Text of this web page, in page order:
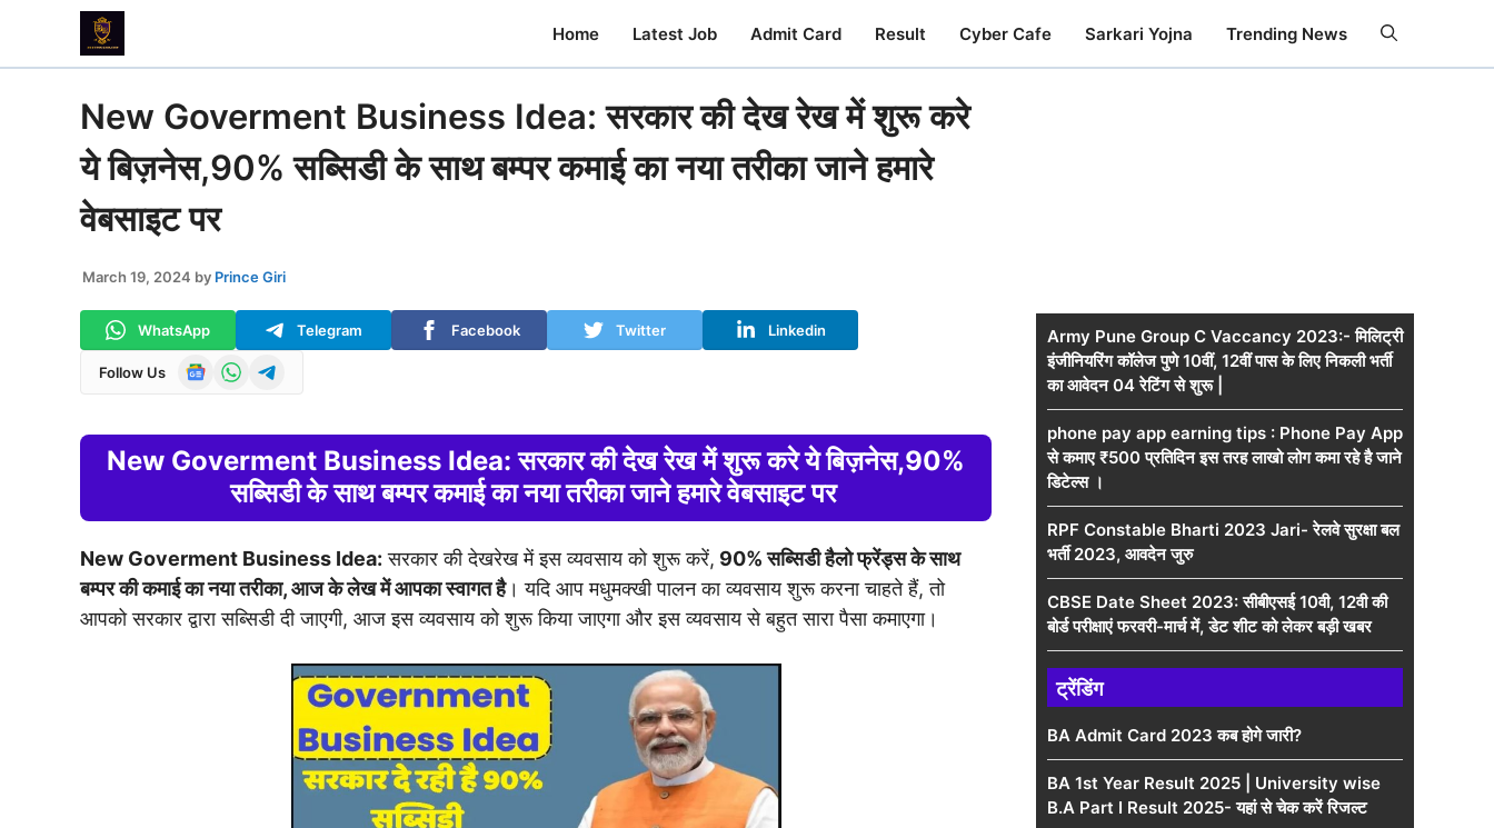
content
Home Latest Job Admit Card Result Cyber Cafe Sarkari Yojna Trending News
New Goverment Business Idea: सरकार की देख रेख में शुरू करे
ये बिज़नेस,90% सब्सिडी के साथ बम्पर कमाई का नया तरीका जाने हमारे
वेबसाइट पर
March 19, 2024 by Prince Giri
WhatsApp Telegram Facebook Twitter Linkedin
Follow Us
New Goverment Business Idea: सरकार की देख रेख में शुरू करे ये बिज़नेस,90%
सब्सिडी के साथ बम्पर कमाई का नया तरीका जाने हमारे वेबसाइट पर
New Goverment Business Idea: सरकार की देखरेख में इस व्यवसाय को शुरू करें, 90% सब्सिडी हैलो फ्रेंड्स के साथ
बम्पर की कमाई का नया तरीका, आज के लेख में आपका स्वागत है। यदि आप मधुमक्खी पालन का व्यवसाय शुरू करना चाहते हैं, तो
आपको सरकार द्वारा सब्सिडी दी जाएगी, आज इस व्यवसाय को शुरू किया जाएगा और इस व्यवसाय से बहुत सारा पैसा कमाएगा।
Army Pune Group C Vaccancy 2023:- मिलिट्री
इंजीनियरिंग कॉलेज पुणे 10वीं, 12वीं पास के लिए निकली भर्ती
का आवेदन 04 रेटिंग से शुरू |
phone pay app earning tips : Phone Pay App
से कमाए ₹500 प्रतिदिन इस तरह लाखो लोग कमा रहे है जाने
डिटेल्स ।
RPF Constable Bharti 2023 Jari- रेलवे सुरक्षा बल
भर्ती 2023, आवदेन जुरु
CBSE Date Sheet 2023: सीबीएसई 10वी, 12वी की
बोर्ड परीक्षाएं फरवरी-मार्च में, डेट शीट को लेकर बड़ी खबर
ट्रेंडिंग
BA Admit Card 2023 कब होगे जारी?
BA 1st Year Result 2025 | University wise
B.A Part I Result 2025- यहां से चेक करें रिजल्ट